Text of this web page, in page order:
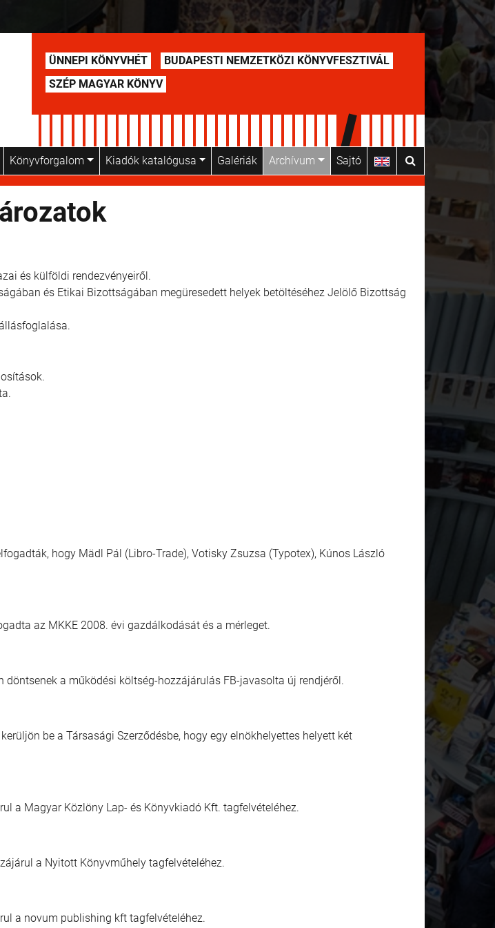
ÜNNEPI KÖNYVHÉT
BUDAPESTI NEMZETKÖZI KÖNYVFESZTIVÁL
SZÉP MAGYAR KÖNYV
Könyvforgalom Kiadók katalógusa Galériák Archívum Sajtó
és külföldi rendezvényeiről.
és Etikai Bizottságában megüresedett helyek betöltéséhez Jelölő Bizottság
hogy Mädl Pál (Libro-Trade), Votisky Zsuzsa (Typotex), Kúnos László
az MKKE 2008. évi gazdálkodását és a mérleget.
a működési költség-hozzájárulás FB-javasolta új rendjéről.
be a Társasági Szerződésbe, hogy egy elnökhelyettes helyett két
a Magyar Közlöny Lap- és Könyvkiadó Kft. tagfelvételéhez.
a Nyitott Könyvműhely tagfelvételéhez.
a novum publishing kft tagfelvételéhez.